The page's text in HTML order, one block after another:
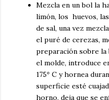
Mezcla en un bol la
limón, los huevos,
de sal, una vez
el puré de cerezas,
preparación sobre la
el molde, introduce
175º C y hornea
superficie esté
horno, deja que se